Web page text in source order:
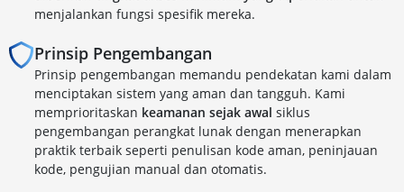
menjalankan fungsi spesifik mereka.
Prinsip Pengembangan
Prinsip pengembangan memandu pendekatan kami dalam
menciptakan sistem yang aman dan tangguh. Kami
memprioritaskan keamanan sejak awal siklus
pengembangan perangkat lunak dengan menerapkan
praktik terbaik seperti penulisan kode aman, peninjauan
kode, pengujian manual dan otomatis.